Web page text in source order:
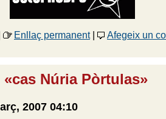
Enllaç permanent|
Afegeix un
«cas Núria Pòrtulas»
2007 04:10